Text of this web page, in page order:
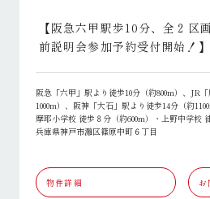
【阪急六甲駅歩10分、全２区
前説明会参加予約受付開始！】
阪急「六甲」駅より徒歩10分（約800m）、JR
1000m）、阪神「大石」駅より徒歩14分（約
摩耶小学校 徒歩８分（約600m）・上野中学校
兵庫県神戸市灘区篠原中町６丁目
物件詳細